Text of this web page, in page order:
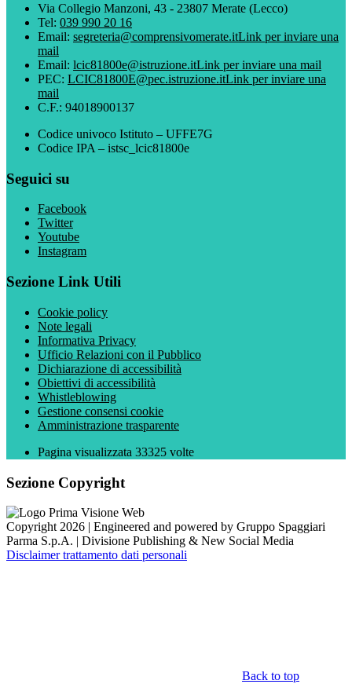
Via Collegio Manzoni, 43 - 23807 Merate (Lecco)
Tel: 039 990 20 16
Email: segreteria@comprensivomerate.itLink per inviare una
mail
Email: lcic81800e@istruzione.itLink per inviare una mail
PEC: LCIC81800E@pec.istruzione.itLink per inviare una
mail
C.F.: 94018900137
Codice univoco Istituto – UFFE7G
Codice IPA – istsc_lcic81800e
Seguici su
Facebook
Twitter
Youtube
Instagram
Sezione Link Utili
Cookie policy
Note legali
Informativa Privacy
Ufficio Relazioni con il Pubblico
Dichiarazione di accessibilità
Obiettivi di accessibilità
Whistleblowing
Gestione consensi cookie
Amministrazione trasparente
Pagina visualizzata 33325 volte
Sezione Copyright
Copyright 2026 | Engineered and powered by Gruppo Spaggiari
Parma S.p.A. | Divisione Publishing & New Social Media
Disclaimer trattamento dati personali
Back to top